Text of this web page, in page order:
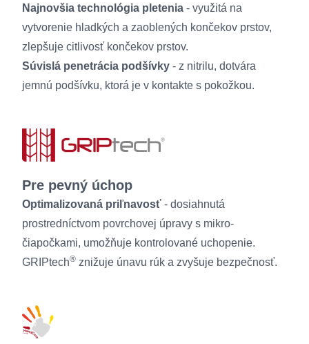
Najnovšia technológia pletenia - využitá na
vytvorenie hladkých a zaoblených končekov prstov,
zlepšuje citlivosť končekov prstov.
Súvislá penetrácia podšívky - z nitrilu, dotvára
jemnú podšívku, ktorá je v kontakte s pokožkou.
Pre pevný úchop
Optimalizovaná priľnavosť - dosiahnutá
prostredníctvom povrchovej úpravy s mikro-
čiapočkami, umožňuje kontrolované uchopenie.
GRIPtech® znižuje únavu rúk a zvyšuje bezpečnosť.